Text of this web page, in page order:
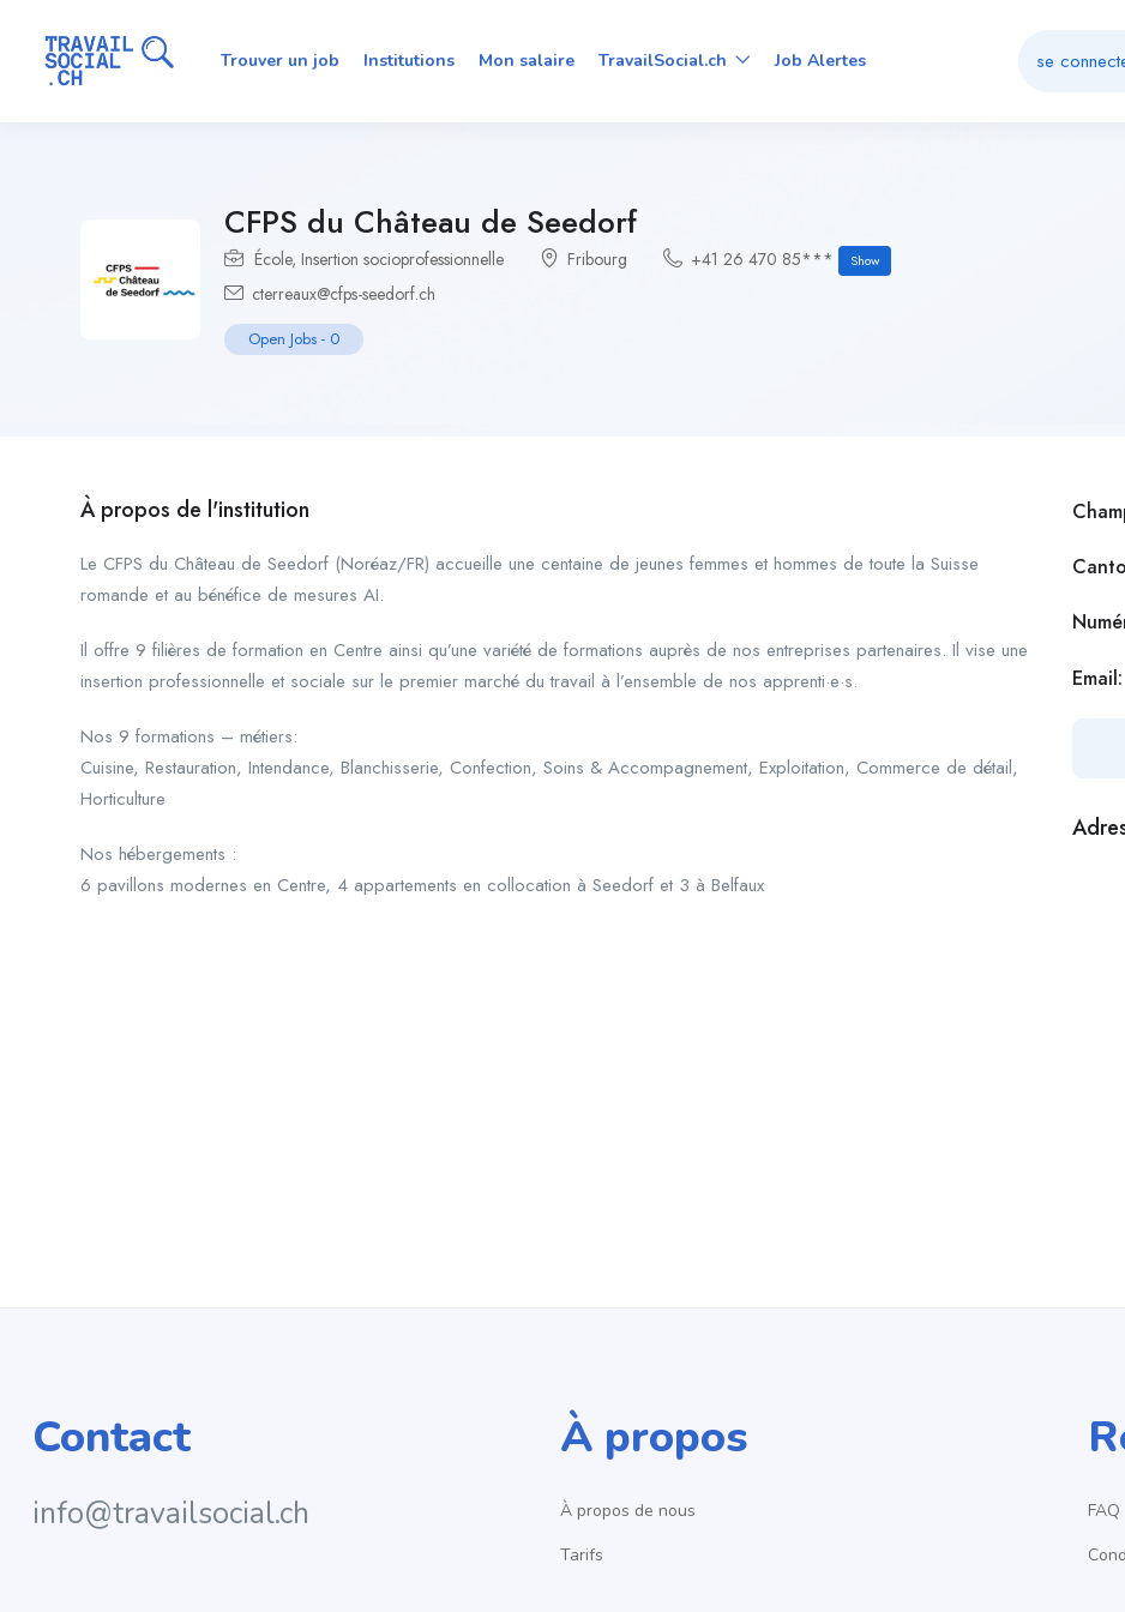
Trouver un job Institutions Mon salaire TravailSocial.ch Job Alertes se
CFPS du Château de Seedorf
École, Insertion socioprofessionnelle Fribourg +41 26 470 85*** Show
cterreaux@cfps-seedorf.ch
Open Jobs - 0
À propos de l'institution
Le CFPS du Château de Seedorf (Noréaz/FR) accueille une centaine de jeunes femmes et hommes de toute la Suisse
romande et au bénéfice de mesures AI.
Il offre 9 filières de formation en Centre ainsi qu’une variété de formations auprès de nos entreprises partenaires. Il vise une
insertion professionnelle et sociale sur le premier marché du travail à l’ensemble de nos apprenti·e·s.
Nos 9 formations – métiers:
Cuisine, Restauration, Intendance, Blanchisserie, Confection, Soins & Accompagnement, Exploitation, Commerce de détail,
Horticulture
Nos hébergements :
6 pavillons modernes en Centre, 4 appartements en collocation à Seedorf et 3 à Belfaux
Email:
Contact
info@travailsocial.ch
À propos
À propos de nous
Tarifs
FAQ